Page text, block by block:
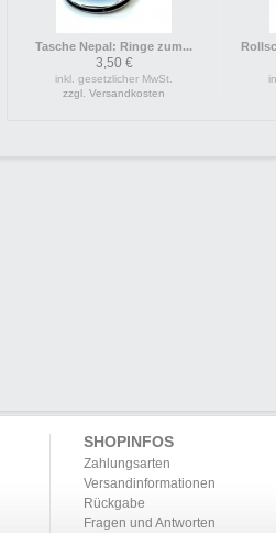
Tasche Nepal: Ringe zum...
3,50 €
inkl. gesetzlicher MwSt.
zzgl. Versandkosten
SHOPINFOS
Zahlungsarten
Versandinformationen
Rückgabe
Fragen und Antworten